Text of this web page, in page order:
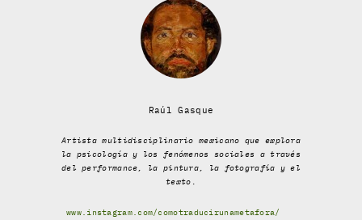
Raúl Gasque
Artista multidisciplinario mexicano que explora
la psicología y los fenómenos sociales a través
del performance, la pintura, la fotografía y el
texto.
www.instagram.com/comotraducirunametafora/